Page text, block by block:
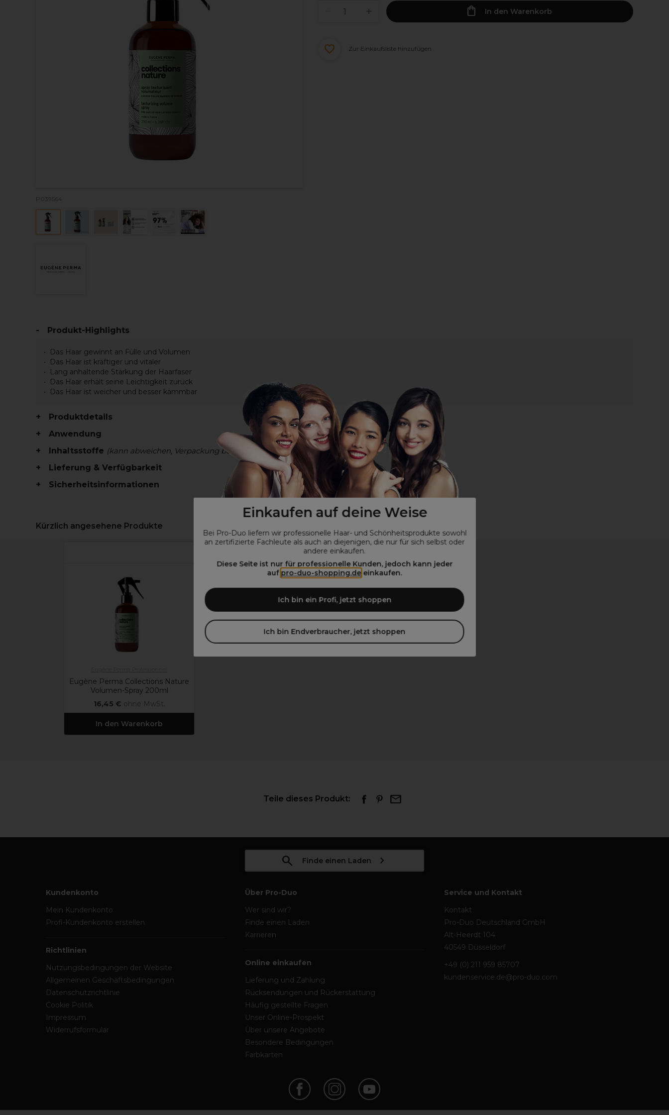
Einkaufen auf deine Weise
Bei Pro-Duo liefern wir professionelle Haar- und Schönheitsprodukte sowohl
an zertifizierte Fachleute als auch an diejenigen, die nur für sich selbst oder
andere einkaufen.
Diese Seite ist nur für professionelle Kunden, jedoch kann jeder
auf pro-duo-shopping.deeinkaufen.
Ich bin ein Profi, jetzt shoppen
Ich bin Endverbraucher, jetzt shoppen
P039564
In den Warenkorb
Zur Einkaufsliste hinzufügen
Produkt-Highlights
Das Haar gewinnt an Fülle und Volumen
Das Haar ist kräftiger und vitaler
Lang anhaltende Stärkung der Haarfaser
Das Haar erhält seine Leichtigkeit zurück
Das Haar ist weicher und besser kämmbar
Produktdetails
Anwendung
Inhaltsstoffe (kann abweichen, Verpackung beachten)
Lieferung & Verfügbarkeit
Sicherheitsinformationen
Kürzlich angesehene Produkte
Eugène Perma Collections Nature
Volumen-Spray 200ml
16,45 € ohne MwSt.
In den Warenkorb
Teile dieses Produkt:
Finde einen Laden
Kundenkonto
Mein Kundenkonto
Profi-Kundenkonto erstellen
Richtlinien
Nutzungsbedingungen der Website
Allgemeinen Geschäftsbedingungen
Datenschutzrichtlinie
Cookie Politik
Impressum
Widerrufsformular
Über Pro-Duo
Wer sind wir?
Finde einen Laden
Karrieren
Online einkaufen
Lieferung und Zahlung
Rücksendungen und Rückerstattung
Häufig gestellte Fragen
Unser Online-Prospekt
Über unsere Angebote
Besondere Bedingungen
Farbkarten
Service und Kontakt
Kontakt
Pro-Duo Deutschland GmbH
Alt-Heerdt 104
40549 Düsseldorf
+49 (0) 211 959 85707
kundenservice.de@pro-duo.com